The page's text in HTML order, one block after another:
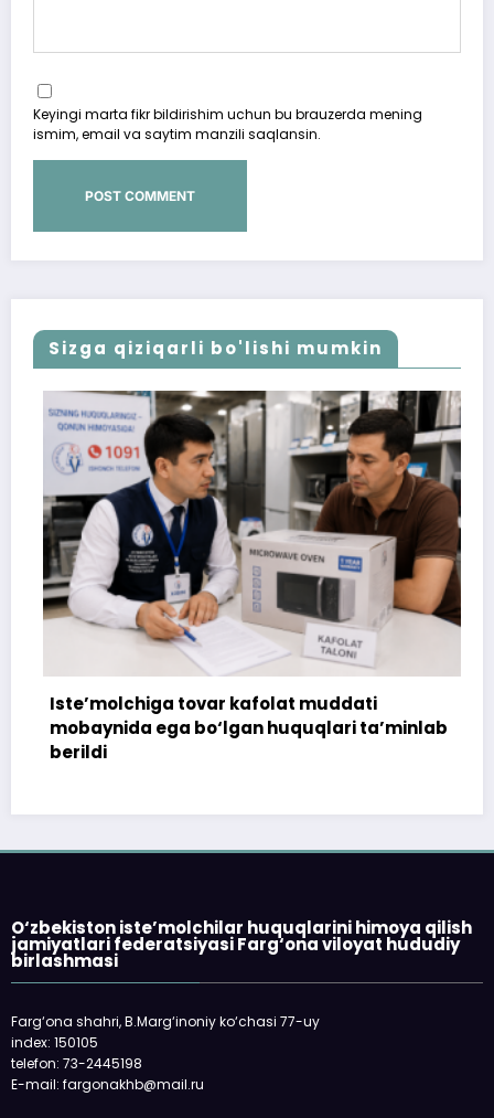
Keyingi marta fikr bildirishim uchun bu brauzerda mening
ismim, email va saytim manzili saqlansin.
Sizga qiziqarli bo'lishi mumkin
Iste’molchiga tovar kafolat muddati
mobaynida ega bo‘lgan huquqlari ta’minlab
berildi
O‘zbekiston iste’molchilar huquqlarini himoya qilish
jamiyatlari federatsiyasi Farg‘ona viloyat hududiy
birlashmasi
Farg‘ona shahri, B.Marg‘inoniy ko‘chasi 77-uy
index: 150105
telefon: 73-2445198
E-mail: fargonakhb@mail.ru